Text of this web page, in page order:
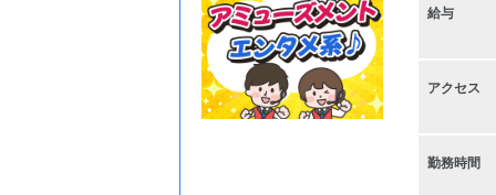
給与
アクセス
勤務時間